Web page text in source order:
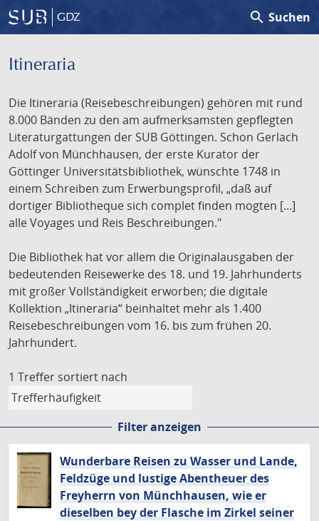
GDZ search Suchen
Itineraria
Die Itineraria (Reisebeschreibungen) gehören mit rund
8.000 Bänden zu den am aufmerksamsten gepflegten
Literaturgattungen der SUB Göttingen. Schon Gerlach
Adolf von Münchhausen, der erste Kurator der
Göttinger Universitätsbibliothek, wünschte 1748 in
einem Schreiben zum Erwerbungsprofil, „daß auf
dortiger Bibliotheque sich complet finden mogten [...]
alle Voyages und Reis Beschreibungen."
Die Bibliothek hat vor allem die Originalausgaben der
bedeutenden Reisewerke des 18. und 19. Jahrhunderts
mit großer Vollständigkeit erworben; die digitale
Kollektion „Itineraria“ beinhaltet mehr als 1.400
Reisebeschreibungen vom 16. bis zum frühen 20.
Jahrhundert.
1 Treffer sortiert nach
Filter anzeigen
Wunderbare Reisen zu Wasser und Lande,
Feldzüge und lustige Abentheuer des
Freyherrn von Münchhausen, wie er
dieselben bey der Flasche im Zirkel seiner